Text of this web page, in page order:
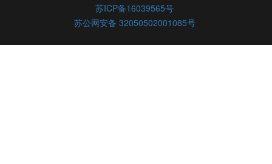
苏ICP备16039565号
苏公网安备 32050502001085号